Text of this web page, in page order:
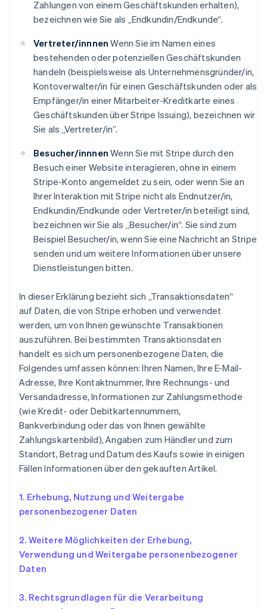
Zahlungen von einem Geschäftskunden erhalten),
bezeichnen wie Sie als „Endkundin/Endkunde“.
Vertreter/innnen Wenn Sie im Namen eines
bestehenden oder potenziellen Geschäftskunden
handeln (beispielsweise als Unternehmensgründer/in,
Kontoverwalter/in für einen Geschäftskunden oder als
Empfänger/in einer Mitarbeiter-Kreditkarte eines
Geschäftskunden über Stripe Issuing), bezeichnen wir
Sie als „Vertreter/in”.
Besucher/innnen Wenn Sie mit Stripe durch den
Besuch einer Website interagieren, ohne in einem
Stripe-Konto angemeldet zu sein, oder wenn Sie an
Ihrer Interaktion mit Stripe nicht als Endnutzer/in,
Endkundin/Endkunde oder Vertreter/in beteiligt sind,
bezeichnen wir Sie als „Besucher/in“. Sie sind zum
Beispiel Besucher/in, wenn Sie eine Nachricht an Stripe
senden und um weitere Informationen über unsere
Dienstleistungen bitten.
In dieser Erklärung bezieht sich „Transaktionsdaten“
auf Daten, die von Stripe erhoben und verwendet
werden, um von Ihnen gewünschte Transaktionen
auszuführen. Bei bestimmten Transaktionsdaten
handelt es sich um personenbezogene Daten, die
Folgendes umfassen können: Ihren Namen, Ihre E-Mail-
Adresse, Ihre Kontaktnummer, Ihre Rechnungs- und
Versandadresse, Informationen zur Zahlungsmethode
(wie Kredit- oder Debitkartennummern,
Bankverbindung oder das von Ihnen gewählte
Zahlungskartenbild), Angaben zum Händler und zum
Standort, Betrag und Datum des Kaufs sowie in einigen
Fällen Informationen über den gekauften Artikel.
1. Erhebung, Nutzung und Weitergabe
personenbezogener Daten
2. Weitere Möglichkeiten der Erhebung,
Verwendung und Weitergabe personenbezogener
Daten
3. Rechtsgrundlagen für die Verarbeitung